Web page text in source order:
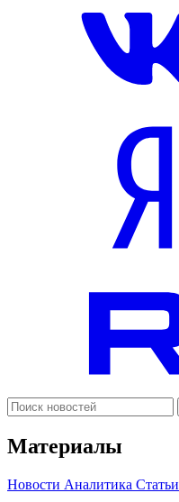
Материалы
Новости Аналитика Статьи